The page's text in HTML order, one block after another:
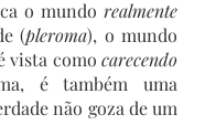
o mundo realmente
(pleroma), o mundo
vista como carecendo
é também uma
não goza de um